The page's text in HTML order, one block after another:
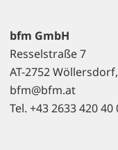
bfm GmbH
Resselstraße 7
AT-2752
bfm@bfm.at
Tel. +43 2633 420